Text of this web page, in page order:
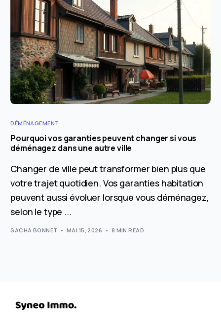
DÉMÉNAGEMENT
Pourquoi vos garanties peuvent changer si vous
déménagez dans une autre ville
Changer de ville peut transformer bien plus que
votre trajet quotidien. Vos garanties habitation
peuvent aussi évoluer lorsque vous déménagez,
selon le type ...
SACHA BONNET MAI 15, 2026 8 MIN READ